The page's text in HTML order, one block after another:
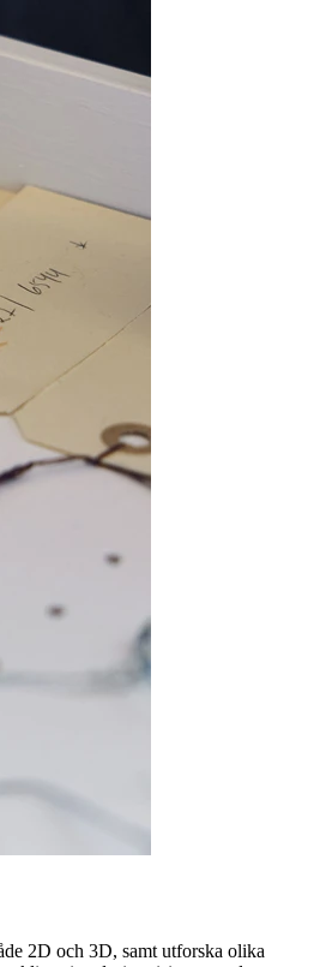
2D och 3D, samt utforska olika